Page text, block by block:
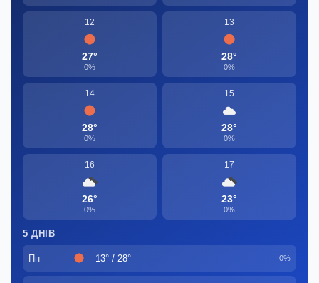
12
27°
0%
13
28°
0%
14
28°
0%
15
28°
0%
16
26°
0%
17
23°
0%
5 ДНІВ
Пн 13° / 28° 0%